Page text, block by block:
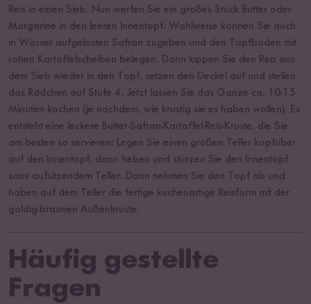
Reis in einen Sieb. Nun werfen Sie ein großes Stück Butter oder
Margarine in den leeren Innentopf. Wahlweise können Sie auch
in Wasser aufgelösten Safran zugeben und den Topfboden mit
rohen Kartoffelscheiben belegen. Dann kippen Sie den Reis aus
dem Sieb wieder in den Topf, setzen den Deckel auf und stellen
das Rädchen auf Stufe 4. Jetzt lassen Sie das Ganze ca. 10-15
Minuten kochen (je nachdem, wie krustig sie es haben wollen). Es
entsteht eine leckere Butter-Safran-Kartoffel-Reis-Kruste, die Sie
am besten so servieren: Legen Sie einen großen Teller kopfüber
auf den Innentopf, dann heben und stürzen Sie den Innentopf
samt aufsitzendem Teller. Dann nehmen Sie den Topf ab und
haben auf dem Teller die fertige kuchenartige Reisform mit der
goldig-braunen Außenkruste.
Häufig gestellte
Fragen